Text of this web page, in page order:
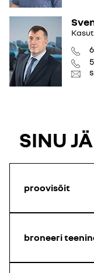
SINU
proovisõit
broneeri